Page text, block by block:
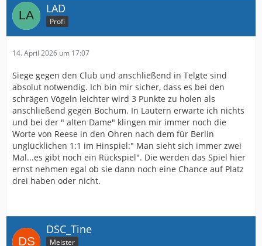
LAD
Profi
14. April 2026 um 17:07
Siege gegen den Club und anschließend in Telgte sind
absolut notwendig. Ich bin mir sicher, dass es bei den
schrägen Vögeln leichter wird 3 Punkte zu holen als
anschließend gegen Bochum. In Lautern erwarte ich nichts
und bei der " alten Dame" klingen mir immer noch die
Worte von Reese in den Ohren nach dem für Berlin
unglücklichen 1:1 im Hinspiel:" Man sieht sich immer zwei
Mal...es gibt noch ein Rückspiel". Die werden das Spiel hier
ernst nehmen egal ob sie dann noch eine Chance auf Platz
drei haben oder nicht.
DSC_Tine
Meister